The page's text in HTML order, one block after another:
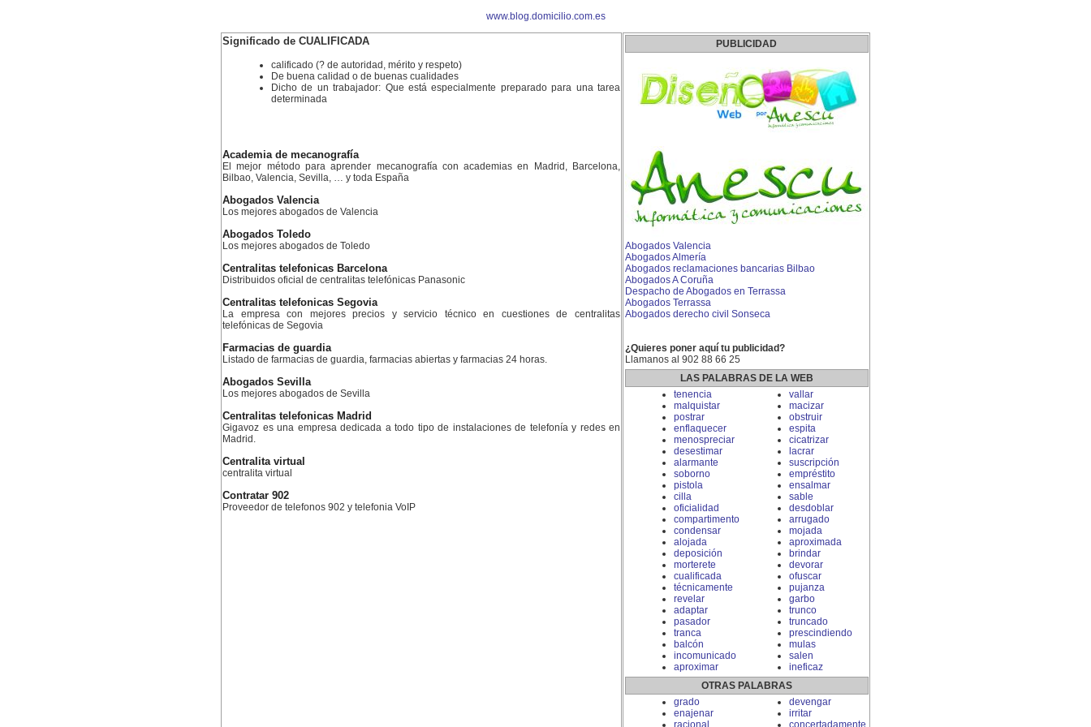
www.blog.domicilio.com.es
Significado de CUALIFICADA
calificado (? de autoridad, mérito y respeto)
De buena calidad o de buenas cualidades
Dicho de un trabajador: Que está especialmente preparado para una tarea
determinada
Academia de mecanografía
El mejor método para aprender mecanografía con academias en Madrid, Barcelona,
Bilbao, Valencia, Sevilla, … y toda España
Abogados Valencia
Los mejores abogados de Valencia
Abogados Toledo
Los mejores abogados de Toledo
Centralitas telefonicas Barcelona
Distribuidos oficial de centralitas telefónicas Panasonic
Centralitas telefonicas Segovia
La empresa con mejores precios y servicio técnico en cuestiones de centralitas
telefónicas de Segovia
Farmacias de guardia
Listado de farmacias de guardia, farmacias abiertas y farmacias 24 horas.
Abogados Sevilla
Los mejores abogados de Sevilla
Centralitas telefonicas Madrid
Gigavoz es una empresa dedicada a todo tipo de instalaciones de telefonía y redes en
Madrid.
Centralita virtual
centralita virtual
Contratar 902
Proveedor de telefonos 902 y telefonia VoIP
PUBLICIDAD
Abogados Valencia
Abogados Almería
Abogados reclamaciones bancarias Bilbao
Abogados A Coruña
Despacho de Abogados en Terrassa
Abogados Terrassa
Abogados derecho civil Sonseca
¿Quieres poner aquí tu publicidad?
Llamanos al 902 88 66 25
LAS PALABRAS DE LA WEB
tenencia
malquistar
postrar
enflaquecer
menospreciar
desestimar
alarmante
soborno
pistola
cilla
oficialidad
compartimento
condensar
alojada
deposición
morterete
cualificada
técnicamente
revelar
adaptar
pasador
tranca
balcón
incomunicado
aproximar
vallar
macizar
obstruir
espita
cicatrizar
lacrar
suscripción
empréstito
ensalmar
sable
desdoblar
arrugado
mojada
aproximada
brindar
devorar
ofuscar
pujanza
garbo
trunco
truncado
prescindiendo
mulas
salen
ineficaz
OTRAS PALABRAS
grado
enajenar
racional
devengar
irritar
concertadamente